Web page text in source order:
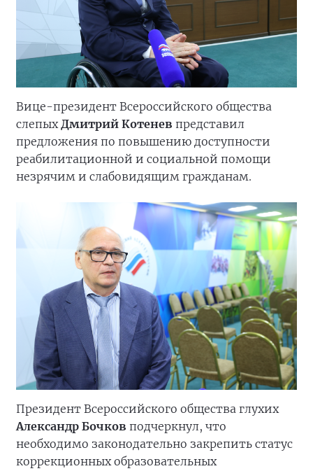
Вице-президент Всероссийского общества
слепыхДмитрий Котенев представил
предложения по повышению доступности
реабилитационной и социальной помощи
незрячим и слабовидящим гражданам.
Президент Всероссийского общества глухих
Александр Бочков подчеркнул, что
необходимо законодательно закрепить статус
коррекционных образовательных